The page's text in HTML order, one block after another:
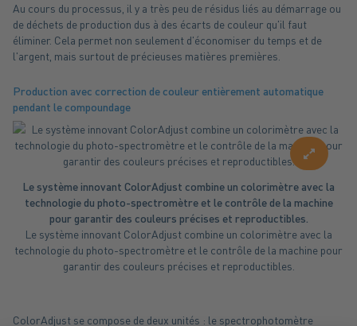
Au cours du processus, il y a très peu de résidus liés au démarrage ou
de déchets de production dus à des écarts de couleur qu'il faut
éliminer. Cela permet non seulement d'économiser du temps et de
l'argent, mais surtout de précieuses matières premières.
Production avec correction de couleur entièrement automatique
pendant le compoundage
Le système innovant ColorAdjust combine un colorimètre avec la
technologie du photo-spectromètre et le contrôle de la machine
pour garantir des couleurs précises et reproductibles.
Le système innovant ColorAdjust combine un colorimètre avec la
technologie du photo-spectromètre et le contrôle de la machine pour
garantir des couleurs précises et reproductibles.
ColorAdjust se compose de deux unités : le spectrophotomètre